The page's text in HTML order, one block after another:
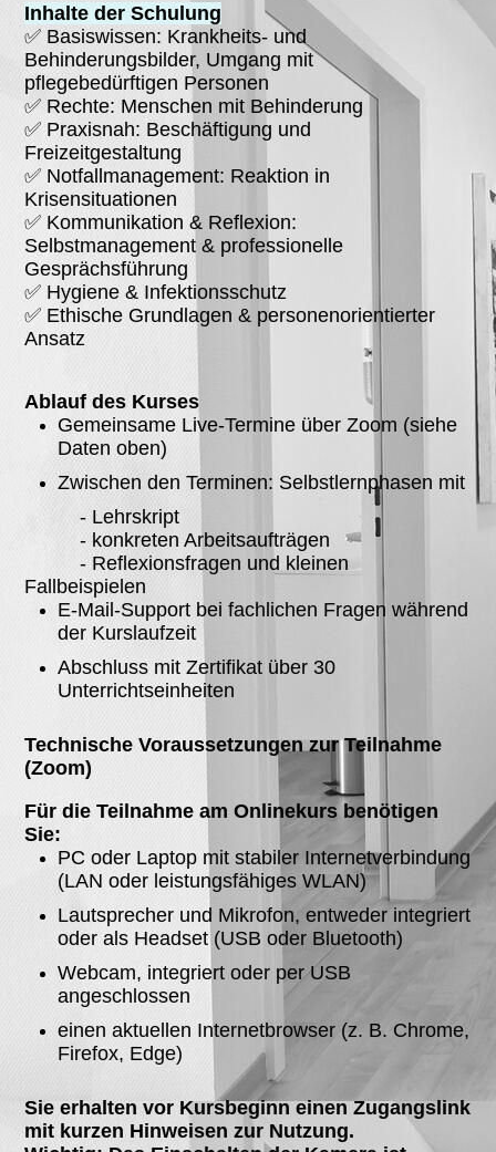
Inhalte der Schulung
✅ Basiswissen: Krankheits- und
Behinderungsbilder, Umgang mit
pflegebedürftigen Personen
✅ Rechte: Menschen mit Behinderung
✅ Praxisnah: Beschäftigung und
Freizeitgestaltung
✅ Notfallmanagement: Reaktion in
Krisensituationen
✅ Kommunikation & Reflexion:
Selbstmanagement & professionelle
Gesprächsführung
✅ Hygiene & Infektionsschutz
✅ Ethische Grundlagen & personenorientierter
Ansatz
Ablauf des Kurses
Gemeinsame Live-Termine über Zoom (siehe
Daten oben)
Zwischen den Terminen: Selbstlernphasen mit
- Lehrskript
- konkreten Arbeitsaufträgen
- Reflexionsfragen und kleinen
Fallbeispielen
E-Mail-Support bei fachlichen Fragen während
der Kurslaufzeit
Abschluss mit Zertifikat über 30
Unterrichtseinheiten
Technische Voraussetzungen zur Teilnahme
(Zoom)
Für die Teilnahme am Onlinekurs benötigen
Sie:
PC oder Laptop mit stabiler Internetverbindung
(LAN oder leistungsfähiges WLAN)
Lautsprecher und Mikrofon, entweder integriert
oder als Headset (USB oder Bluetooth)
Webcam, integriert oder per USB
angeschlossen
einen aktuellen Internetbrowser (z. B. Chrome,
Firefox, Edge)
Sie erhalten vor Kursbeginn einen Zugangslink
mit kurzen Hinweisen zur Nutzung.